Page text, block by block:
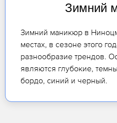
Зимний
Зимний маникюр в
местах, в сезоне этого
разнообразие трендов.
являются глубокие,
бордо, синий и черный.